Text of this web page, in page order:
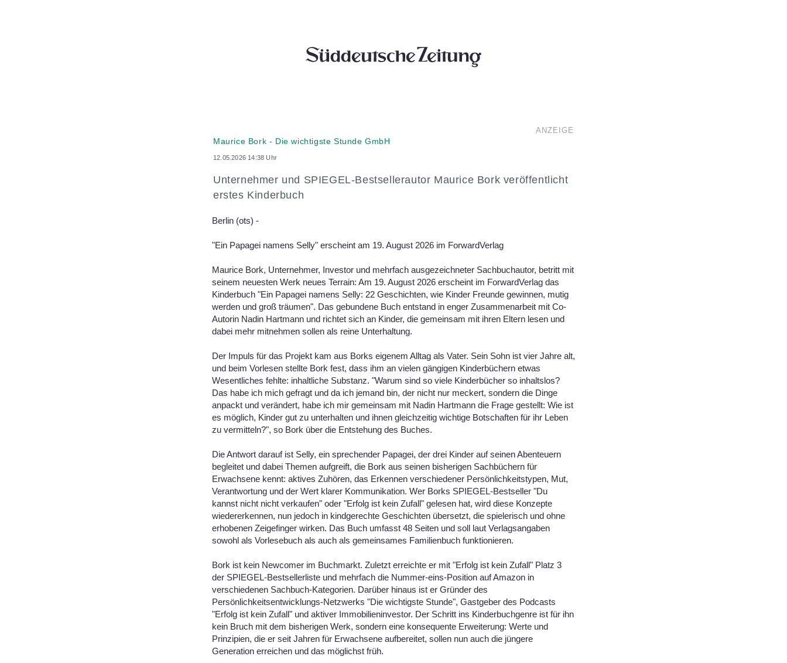
ANZEIGE
Maurice Bork - Die wichtigste Stunde GmbH
12.05.2026 14:38 Uhr
Unternehmer und SPIEGEL-Bestsellerautor Maurice Bork veröffentlicht
erstes Kinderbuch
Berlin (ots) -
"Ein Papagei namens Selly" erscheint am 19. August 2026 im ForwardVerlag
Maurice Bork, Unternehmer, Investor und mehrfach ausgezeichneter Sachbuchautor, betritt mit
seinem neuesten Werk neues Terrain: Am 19. August 2026 erscheint im ForwardVerlag das
Kinderbuch "Ein Papagei namens Selly: 22 Geschichten, wie Kinder Freunde gewinnen, mutig
werden und groß träumen". Das gebundene Buch entstand in enger Zusammenarbeit mit Co-
Autorin Nadin Hartmann und richtet sich an Kinder, die gemeinsam mit ihren Eltern lesen und
dabei mehr mitnehmen sollen als reine Unterhaltung.
Der Impuls für das Projekt kam aus Borks eigenem Alltag als Vater. Sein Sohn ist vier Jahre alt,
und beim Vorlesen stellte Bork fest, dass ihm an vielen gängigen Kinderbüchern etwas
Wesentliches fehlte: inhaltliche Substanz. "Warum sind so viele Kinderbücher so inhaltslos?
Das habe ich mich gefragt und da ich jemand bin, der nicht nur meckert, sondern die Dinge
anpackt und verändert, habe ich mir gemeinsam mit Nadin Hartmann die Frage gestellt: Wie ist
es möglich, Kinder gut zu unterhalten und ihnen gleichzeitig wichtige Botschaften für ihr Leben
zu vermitteln?", so Bork über die Entstehung des Buches.
Die Antwort darauf ist Selly, ein sprechender Papagei, der drei Kinder auf seinen Abenteuern
begleitet und dabei Themen aufgreift, die Bork aus seinen bisherigen Sachbüchern für
Erwachsene kennt: aktives Zuhören, das Erkennen verschiedener Persönlichkeitstypen, Mut,
Verantwortung und der Wert klarer Kommunikation. Wer Borks SPIEGEL-Bestseller "Du
kannst nicht nicht verkaufen" oder "Erfolg ist kein Zufall" gelesen hat, wird diese Konzepte
wiedererkennen, nun jedoch in kindgerechte Geschichten übersetzt, die spielerisch und ohne
erhobenen Zeigefinger wirken. Das Buch umfasst 48 Seiten und soll laut Verlagsangaben
sowohl als Vorlesebuch als auch als gemeinsames Familienbuch funktionieren.
Bork ist kein Newcomer im Buchmarkt. Zuletzt erreichte er mit "Erfolg ist kein Zufall" Platz 3
der SPIEGEL-Bestsellerliste und mehrfach die Nummer-eins-Position auf Amazon in
verschiedenen Sachbuch-Kategorien. Darüber hinaus ist er Gründer des
Persönlichkeitsentwicklungs-Netzwerks "Die wichtigste Stunde", Gastgeber des Podcasts
"Erfolg ist kein Zufall" und aktiver Immobilieninvestor. Der Schritt ins Kinderbuchgenre ist für ihn
kein Bruch mit dem bisherigen Werk, sondern eine konsequente Erweiterung: Werte und
Prinzipien, die er seit Jahren für Erwachsene aufbereitet, sollen nun auch die jüngere
Generation erreichen und das möglichst früh.